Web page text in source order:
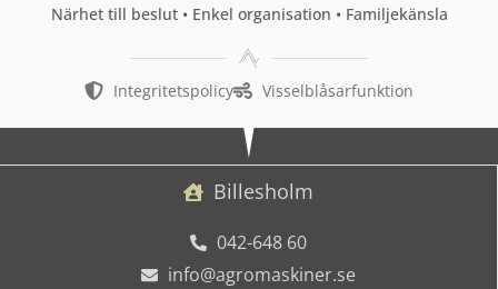
Närhet till beslut • Enkel organisation • Familjekänsla
Integritetspolicy Visselblåsarfunktion
Billesholm
042-648 60
info@agromaskiner.se